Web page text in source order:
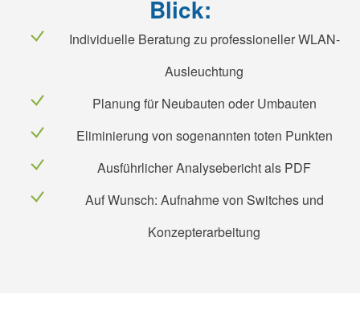
Blick:
Individuelle Beratung zu professioneller WLAN-
Ausleuchtung
Planung für Neubauten oder Umbauten
Eliminierung von sogenannten toten Punkten
Ausführlicher Analysebericht als PDF
Auf Wunsch: Aufnahme von Switches und
Konzepterarbeitung